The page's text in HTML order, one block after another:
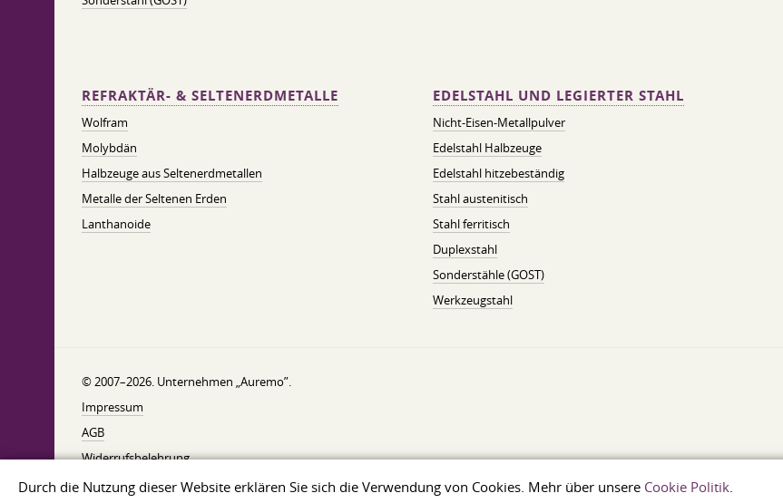
Durch die Nutzung dieser Website erklären Sie sich die Verwendung von Cookies. Mehr über unsere Cookie Politik.
REFRAKTÄR- & SELTENERDMETALLE
Wolfram
Molybdän
Halbzeuge aus Seltenerdmetallen
Metalle der Seltenen Erden
Lanthanoide
EDELSTAHL UND LEGIERTER STAHL
Nicht-Eisen-Metallpulver
Edelstahl Halbzeuge
Edelstahl hitzebeständig
Stahl austenitisch
Stahl ferritisch
Duplexstahl
Sonderstähle (GOST)
Werkzeugstahl
© 2007–2026. Unternehmen „Auremo”.
Impressum
AGB
Widerrufsbelehrung
Datenschutzerklärung